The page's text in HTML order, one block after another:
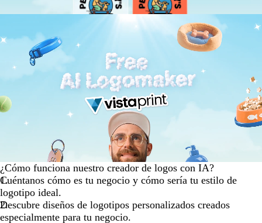
¿Cómo funciona nuestro creador de logos con IA?
Cuéntanos cómo es tu negocio y cómo sería tu estilo de
logotipo ideal.
Descubre diseños de logotipos personalizados creados
especialmente para tu negocio.